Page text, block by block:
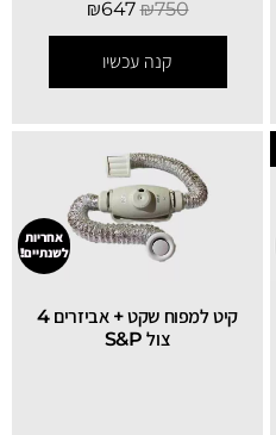
₪750
₪647
קנה עכשיו
קיט למפוח שקט + אביזרים 4
צול S&P
אחריות
לשנתיים!